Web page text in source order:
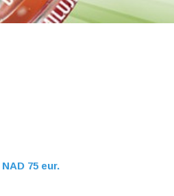
75 eur.